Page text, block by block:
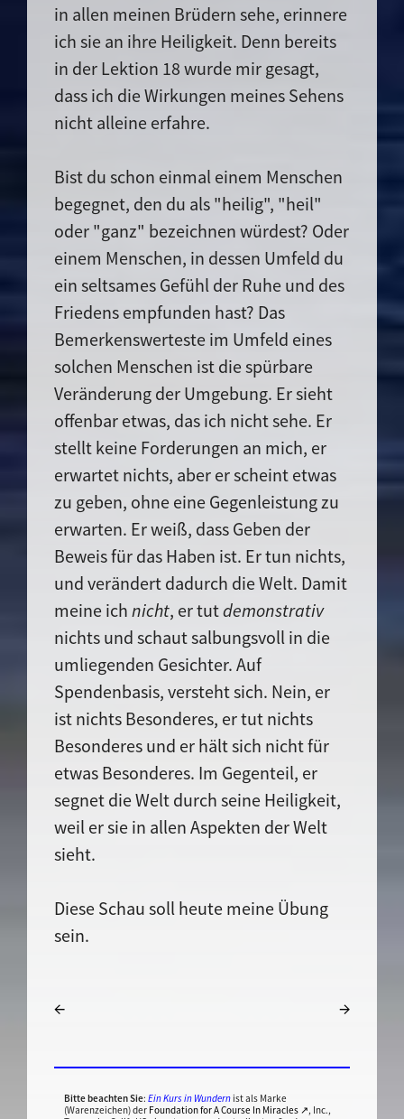
in allen meinen Brüdern sehe, erinnere
ich sie an ihre Heiligkeit. Denn bereits
in der Lektion 18 wurde mir gesagt,
dass ich die Wirkungen meines Sehens
nicht alleine erfahre.
Bist du schon einmal einem Menschen
begegnet, den du als "heilig", "heil"
oder "ganz" bezeichnen würdest? Oder
einem Menschen, in dessen Umfeld du
ein seltsames Gefühl der Ruhe und des
Friedens empfunden hast? Das
Bemerkenswerteste im Umfeld eines
solchen Menschen ist die spürbare
Veränderung der Umgebung. Er sieht
offenbar etwas, das ich nicht sehe. Er
stellt keine Forderungen an mich, er
erwartet nichts, aber er scheint etwas
zu geben, ohne eine Gegenleistung zu
erwarten. Er weiß, dass Geben der
Beweis für das Haben ist. Er tun nichts,
und verändert dadurch die Welt. Damit
meine ich nicht, er tutdemonstrativ
nichts und schaut salbungsvoll in die
umliegenden Gesichter. Auf
Spendenbasis, versteht sich. Nein, er
ist nichts Besonderes, er tut nichts
Besonderes und er hält sich nicht für
etwas Besonderes. Im Gegenteil, er
segnet die Welt durch seine Heiligkeit,
weil er sie in allen Aspekten der Welt
sieht.
Diese Schau soll heute meine Übung
sein.
← →
Bitte beachten Sie:Ein Kurs in Wundernist als Marke
(Warenzeichen) der Foundation for A Course In Miracles ↗, Inc.,